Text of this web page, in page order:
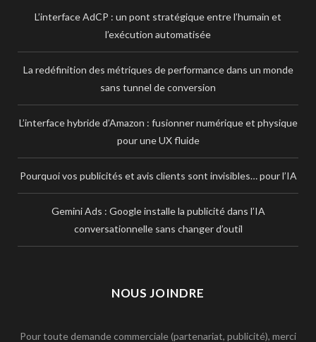
L’interface AdCP : un pont stratégique entre l’humain et
l’exécution automatisée
La redéfinition des métriques de performance dans un monde
sans tunnel de conversion
L’interface hybride d’Amazon : fusionner numérique et physique
pour une UX fluide
Pourquoi vos publicités et avis clients sont invisibles… pour l’IA
Gemini Ads : Google installe la publicité dans l’IA
conversationnelle sans changer d’outil
NOUS JOINDRE
Pour toute demande commerciale (partenariat, publicité), merci